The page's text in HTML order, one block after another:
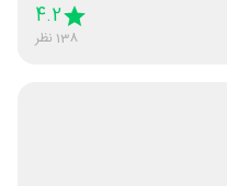
4.2
138 نظر